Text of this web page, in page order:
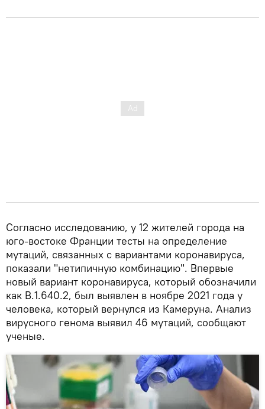
Согласно исследованию, у 12 жителей города на
юго-востоке Франции тесты на определение
мутаций, связанных с вариантами коронавируса,
показали "нетипичную комбинацию". Впервые
новый вариант коронавируса, который обозначили
как B.1.640.2, был выявлен в ноябре 2021 года у
человека, который вернулся из Камеруна. Анализ
вирусного генома выявил 46 мутаций, сообщают
ученые.